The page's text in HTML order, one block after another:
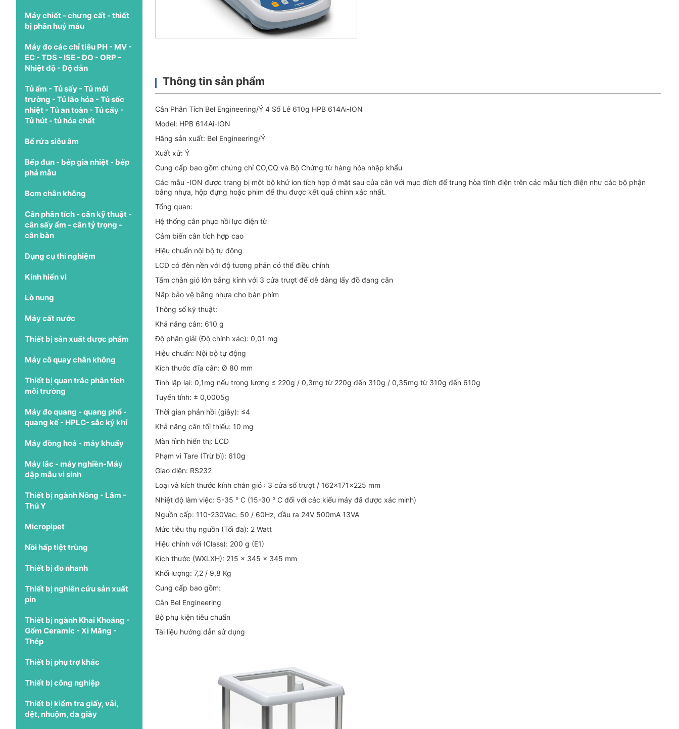
Máy chiết - chưng cất - thiết
bị phân huỷ mẫu
Máy đo các chỉ tiêu PH - MV -
EC - TDS - ISE - DO - ORP -
Nhiệt độ - Độ dẫn
Tủ ấm - Tủ sấy - Tủ môi
trường - Tủ lão hóa - Tủ sốc
nhiệt - Tủ an toàn - Tủ cấy -
Tủ hút - tủ hóa chất
Bể rửa siêu âm
Bếp đun - bếp gia nhiệt - bếp
phá mẫu
Bơm chân không
Cân phân tích - cân kỹ thuật -
cân sấy ẩm - cân tỷ trọng -
cân bàn
Dụng cụ thí nghiệm
Kính hiển vi
Lò nung
Máy cất nước
Thiết bị sản xuất dược phẩm
Máy cô quay chân không
Thiết bị quan trắc phân tích
môi trường
Máy đo quang - quang phổ -
quang kế - HPLC- sắc ký khí
Máy đồng hoá - máy khuấy
Máy lắc - máy nghiền-Máy
dập mẫu vi sinh
Thiết bị ngành Nông - Lâm -
Thú Y
Micropipet
Nồi hấp tiệt trùng
Thiết bị đo nhanh
Thiết bị nghiên cứu sản xuất
pin
Thiết bị ngành Khai Khoáng -
Gốm Ceramic - Xi Măng -
Thép
Thiết bị phụ trợ khác
Thiết bị công nghiệp
Thiết bị kiểm tra giấy, vải,
dệt, nhuộm, da giày
Thông tin sản phẩm
Cân Phân Tích Bel Engineering/Ý 4 Số Lẻ 610g HPB 614Ai-ION
Model: HPB 614Ai-ION
Hãng sản xuất: Bel Engineering/Ý
Xuất xứ: Ý
Cung cấp bao gồm chứng chỉ CO,CQ và Bộ Chứng từ hàng hóa nhập khẩu
Các mẫu -ION được trang bị một bộ khử ion tích hợp ở mặt sau của cân với mục đích để trung hòa tĩnh điện trên các mẫu tích điện như các bộ phận
bằng nhựa, hộp đựng hoặc phim để thu được kết quả chính xác nhất.
Tổng quan:
Hệ thống cân phục hồi lực điện từ
Cảm biến cân tích hợp cao
Hiệu chuẩn nội bộ tự động
LCD có đèn nền với độ tương phản có thể điều chỉnh
Tấm chắn gió lớn bằng kính với 3 cửa trượt để dễ dàng lấy đồ đang cân
Nắp bảo vệ bằng nhựa cho bàn phím
Thông số kỹ thuật:
Khả năng cân: 610 g
Độ phân giải (Độ chính xác): 0,01 mg
Hiệu chuẩn: Nội bộ tự động
Kích thước đĩa cân: Ø 80 mm
Tính lặp lại: 0,1mg nếu trọng lượng ≤ 220g / 0,3mg từ 220g đến 310g / 0,35mg từ 310g đến 610g
Tuyến tính: ± 0,0005g
Thời gian phản hồi (giây): ≤4
Khả năng cân tối thiểu: 10 mg
Màn hình hiển thị: LCD
Phạm vi Tare (Trừ bì): 610g
Giao diện: RS232
Loại và kích thước kính chắn gió : 3 cửa sổ trượt / 162x171x225 mm
Nhiệt độ làm việc: 5-35 ° C (15-30 ° C đối với các kiểu máy đã được xác minh)
Nguồn cấp: 110-230Vac. 50 / 60Hz, đầu ra 24V 500mA 13VA
Mức tiêu thụ nguồn (Tối đa): 2 Watt
Hiệu chỉnh với (Class): 200 g (E1)
Kích thước (WXLXH): 215 x 345 x 345 mm
Khối lượng: 7,2 / 9,8 Kg
Cung cấp bao gồm:
Cân Bel Engineering
Bộ phụ kiện tiêu chuẩn
Tài liệu hướng dẫn sử dụng